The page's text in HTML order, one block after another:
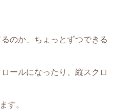
のか、ちょっとずつできる
ールになったり、縦スクロ
す。